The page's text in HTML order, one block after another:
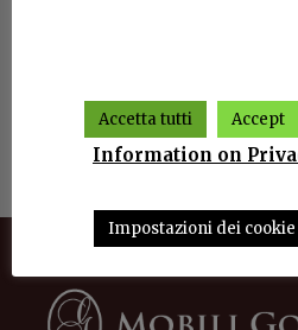
E611 – Dresser Dogi di
Venezia
Accetta tutti Accept
Information on
Impostazioni dei cookie